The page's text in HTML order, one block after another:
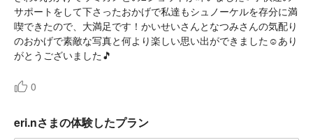
サポートをして下さったおかげで私達もシュノーケルを存分に満
喫できたので、大満足です！かいせいさんとなつみさんの気配り
のおかげで素敵な写真と何より楽しい思い出ができました☺️あり
がとうございました🎵
0
eri.nさまの体験したプラン